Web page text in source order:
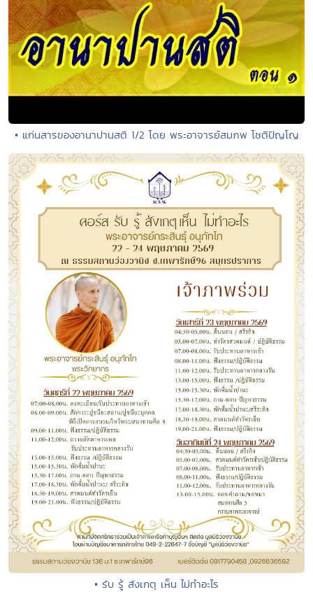
• แก่นสารของอานาปานสติ 1/2 โดย พระอาจารย์สมภพ โชติปัญโญ
• รับ รู้ สังเกตุ เห็น ไม่ทำอะไร